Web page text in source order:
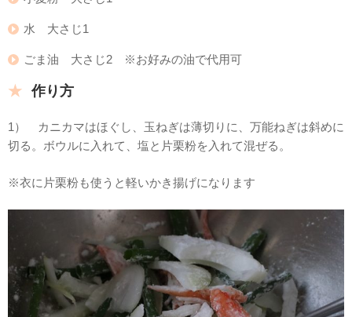
水 大さじ1
ごま油 大さじ2 ※お好みの油で代用可
作り方
1） カニカマはほぐし、玉ねぎは薄切りに、万能ねぎは斜めに
切る。ボウルに入れて、塩と片栗粉を入れて混ぜる。
※衣に片栗粉も使うと軽いかき揚げになります